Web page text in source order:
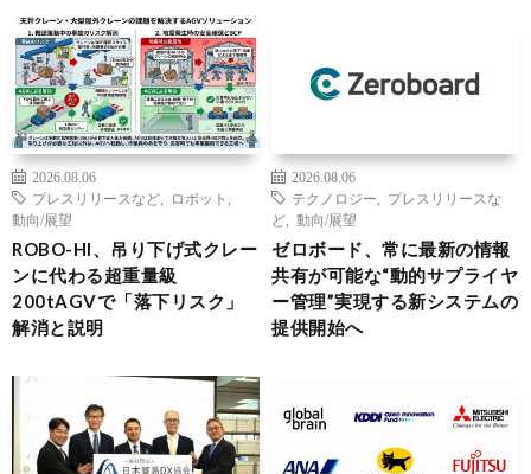
2026.08.06
プレスリリースなど
ロボット
動向/展望
ROBO-HI、吊り下げ式クレー
ンに代わる超重量級
200tAGVで「落下リスク」
解消と説明
2026.08.06
テクノロジー
プレスリリースな
ど
動向/展望
ゼロボード、常に最新の情報
共有が可能な“動的サプライヤ
ー管理”実現する新システムの
提供開始へ